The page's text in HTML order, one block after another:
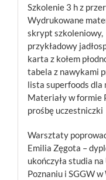
Szkolenie 3 h z
Wydrukowane
skrypt szkoleniowy,
przykładowy
karta z kołem
tabela z nawykami
lista superfoods dla
Materiały w formie
prośbę uczestniczki
Warsztaty
Emilia Zęgota –
ukończyła studia
Poznaniu i SGGW